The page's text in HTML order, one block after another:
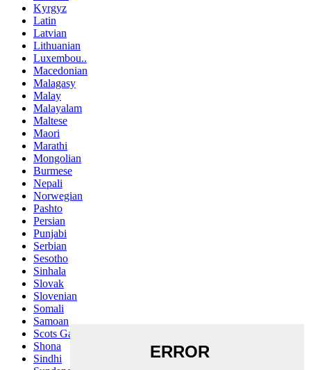
Kyrgyz
Latin
Latvian
Lithuanian
Luxembou..
Macedonian
Malagasy
Malay
Malayalam
Maltese
Maori
Marathi
Mongolian
Burmese
Nepali
Norwegian
Pashto
Persian
Punjabi
Serbian
Sesotho
Sinhala
Slovak
Slovenian
Somali
Samoan
Scots Gaelic
Shona
Sindhi